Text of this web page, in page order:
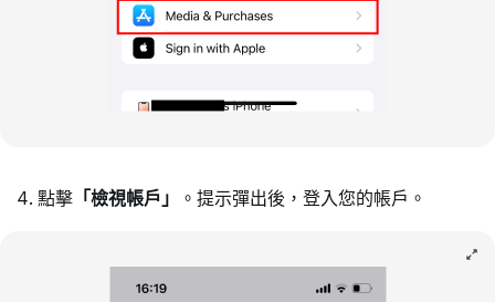
點擊「檢視帳戶」 。提示彈出後，登入您的帳戶。